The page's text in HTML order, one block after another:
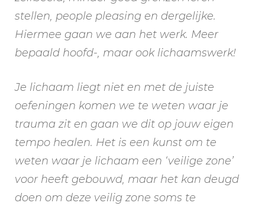
stellen, people pleasing en dergelijke.
Hiermee gaan we aan het werk. Meer
bepaald hoofd-, maar ook lichaamswerk!
Je lichaam liegt niet en met de juiste
oefeningen komen we te weten waar je
trauma zit en gaan we dit op jouw eigen
tempo healen. Het is een kunst om te
weten waar je lichaam een ‘veilige zone’
voor heeft gebouwd, maar het kan deugd
doen om deze veilig zone soms te